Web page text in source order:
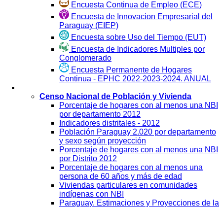
Encuesta Continua de Empleo (ECE)
Encuesta de Innovacion Empresarial del
Paraguay (EIEP)
Encuesta sobre Uso del Tiempo (EUT)
Encuesta de Indicadores Multiples por
Conglomerado
Encuesta Permanente de Hogares
Continua - EPHC 2022-2023-2024. ANUAL
Censo Nacional de Población y Vivienda
Porcentaje de hogares con al menos una NBI
por departamento 2012
Indicadores distritales - 2012
Población Paraguay 2.020 por departamento
y sexo según proyección
Porcentaje de hogares con al menos una NBI
por Distrito 2012
Porcentaje de hogares con al menos una
persona de 60 años y más de edad
Viviendas particulares en comunidades
indígenas con NBI
Paraguay. Estimaciones y Proyecciones de la